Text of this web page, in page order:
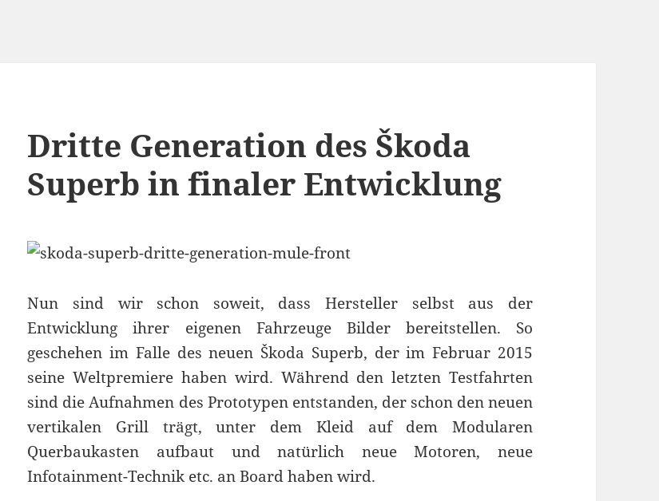
Dritte Generation des Škoda
Superb in finaler Entwicklung
Nun sind wir schon soweit, dass Hersteller selbst aus der
Entwicklung ihrer eigenen Fahrzeuge Bilder bereitstellen. So
geschehen im Falle des neuen Škoda Superb, der im Februar 2015
seine Weltpremiere haben wird. Während den letzten Testfahrten
sind die Aufnahmen des Prototypen entstanden, der schon den neuen
vertikalen Grill trägt, unter dem Kleid auf dem Modularen
Querbaukasten aufbaut und natürlich neue Motoren, neue
Infotainment-Technik etc. an Board haben wird.